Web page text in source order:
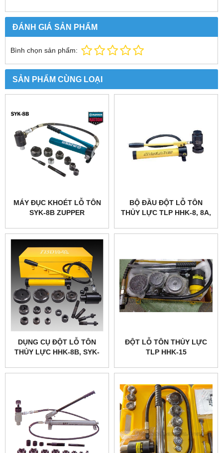
ĐÁNH GIÁ SẢN PHẨM
Bình chọn sản phẩm:
SẢN PHẨM CÙNG LOẠI
MÁY ĐỤC KHOÉT LỖ TÔN
SYK-8B ZUPPER
BỘ ĐẦU ĐỘT LỖ TÔN
THỦY LỰC TLP HHK-8, 8A,
DỤNG CỤ ĐỘT LỖ TÔN
THỦY LỰC HHK-8B, SYK-
ĐỘT LỖ TÔN THỦY LỰC
TLP HHK-15